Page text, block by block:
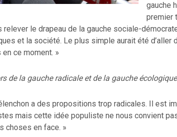
gauche
premier
le drapeau de la gauche sociale-
et la société. Le plus simple aurait été d’aller
ce moment. »
de la gauche radicale et de la gauche
a des propositions trop radicales. Il est
mais cette idée populiste ne nous convient
choses en face. »